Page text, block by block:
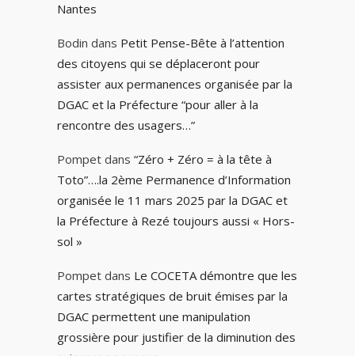
Nantes
Bodin dans Petit Pense-Bête à l’attention
des citoyens qui se déplaceront pour
assister aux permanences organisée par la
DGAC et la Préfecture “pour aller à la
rencontre des usagers…”
Pompetdans “Zéro + Zéro = à la tête à
Toto”….la 2ème Permanence d’Information
organisée le 11 mars 2025 par la DGAC et
la Préfecture à Rezé toujours aussi « Hors-
sol »
Pompetdans Le COCETA démontre que les
cartes stratégiques de bruit émises par la
DGAC permettent une manipulation
grossière pour justifier de la diminution des